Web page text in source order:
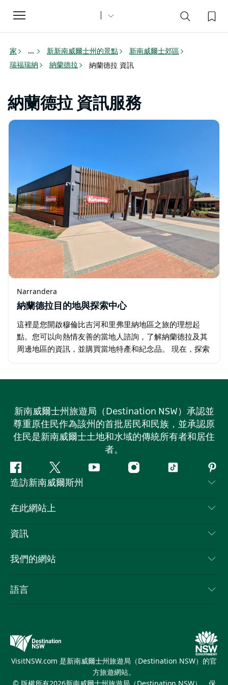
Toggle
navigation
家 ... 新新南威爾士州的景點
新南威爾士郊區
瑞福瑞納
納蘭德拉 納蘭德拉 資訊
納蘭德拉 資訊服務
Narrandera
納蘭德拉目的地與探索中心
這裡是您開啟穆倫比吉河和里弗里納地區之旅的理想起
點。您可以向熱情友善的當地人諮詢，了解納蘭德拉及其
周邊地區的資訊，並購買當地特產和紀念品。 現在，探索
新南威爾士州旅遊局（Destination NSW）承認並
尊重原住民作為該州的首批居民和民族，並承認原
住民是新南威爾士土地和水域的傳統所有者和居住
者。
Facebook嘰
嘰
喳
Youtube Instagram抖
造訪新南威爾斯州
聯絡我們
隱私
Cookie 通知
在此網站上
目的地
新南威爾士州公路旅行
活動
資訊
旅行資訊
新南威爾士州的商業
我們的網站
新南威爾士州旅遊局（Destination NSW）媒體中心
繽紛雪梨燈光音樂節
語言
VisitNSW.com 是新南威爾士州旅遊局（Destination NSW）的官
方旅遊網站。
© 版權所有2026新南威爾士州旅遊局（Destination NSW）。保